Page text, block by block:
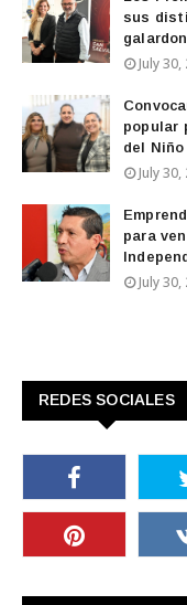
sus
July 30,
popular
del Niño
July 30,
para
July 30,
REDES SOCIALES